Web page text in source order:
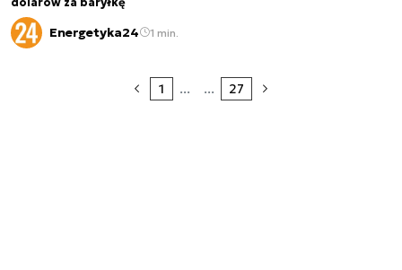
Energetyka24 1 min.
1 ... ... 27